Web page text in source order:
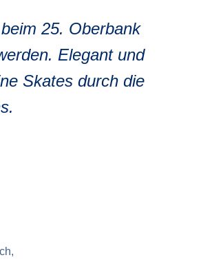
25. Oberbank
Elegant und
Skates durch die